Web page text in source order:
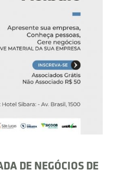
DE NEGÓCIOS DE